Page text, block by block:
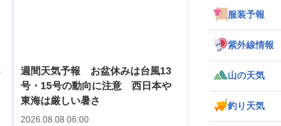
週間天気予報 お盆休みは台風13
号・15号の動向に注意 西日本や
東海は厳しい暑さ
2026.08.08 06:00
服装予報
紫外線情報
山の天気
釣り天気